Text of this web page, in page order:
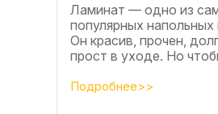
Ламинат — одно из
популярных напольных
Он красив, прочен,
прост в уходе. Но
полностью раскрылись,
Подробнее>>